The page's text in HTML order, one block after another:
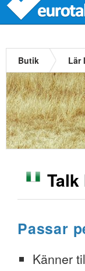
Butik Lär
Talk
Passar
Känner